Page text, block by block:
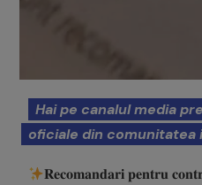
Hai pe canalul media
oficiale din comunitatea
𝐑𝐞𝐜𝐨𝐦𝐚𝐧𝐝𝐚𝐫𝐢 𝐩𝐞𝐧𝐭𝐫𝐮